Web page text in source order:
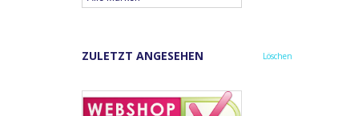
ZULETZT ANGESEHEN Löschen